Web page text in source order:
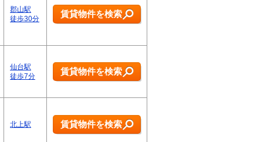
郡山駅
徒歩30分
賃貸物件を検索
仙台駅
徒歩7分
賃貸物件を検索
北上駅 賃貸物件を検索